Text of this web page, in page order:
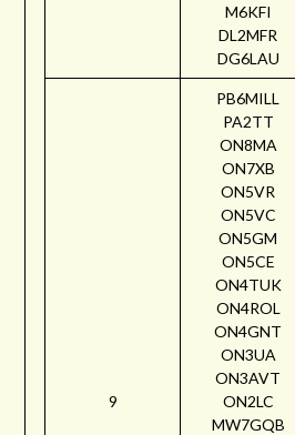
M6KFI
DL2MFR
DG6LAU
9
PB6MILL
PA2TT
ON8MA
ON7XB
ON5VR
ON5VC
ON5GM
ON5CE
ON4TUK
ON4ROL
ON4GNT
ON3UA
ON3AVT
ON2LC
MW7GQB